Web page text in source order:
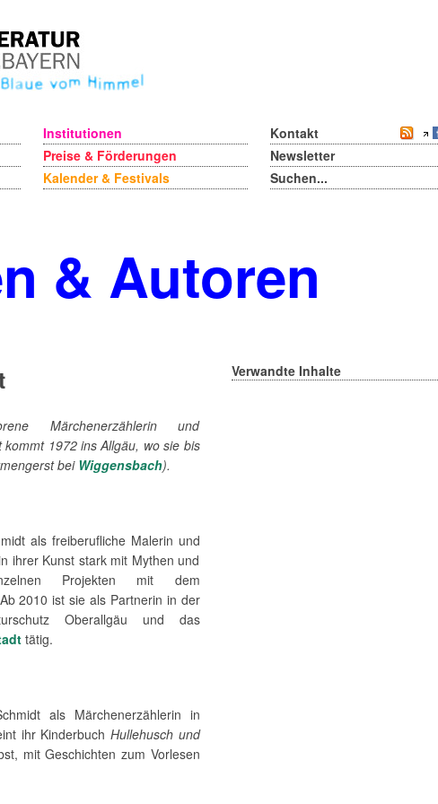
Institutionen
Preise & Förderungen
Kalender & Festivals
Kontakt
Newsletter
& Autoren
Märchenerzählerin und
1972 ins Allgäu, wo sie bis
bei Wiggensbach).
als freiberufliche Malerin und
ihrer Kunst stark mit Mythen und
Projekten mit dem
2010 ist sie als Partnerin in der
Oberallgäu und das
tätig.
als Märchenerzählerin in
ihr Kinderbuch Hullehusch und
mit Geschichten zum Vorlesen
Verwandte Inhalte